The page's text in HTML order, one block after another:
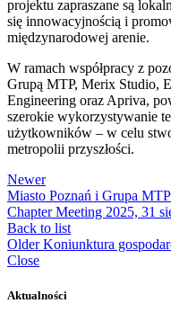
projektu zapraszane są
się innowacyjnością i
międzynarodowej arenie.
W ramach współpracy z
Grupą MTP, Merix Studio,
Engineering oraz Apriva,
szerokie wykorzystywanie
użytkowników – w celu
metropolii przyszłości.
Newer
Miasto Poznań i Grupa
Chapter Meeting 2025, 31
Back to list
Older Koniunktura
Close
Aktualności